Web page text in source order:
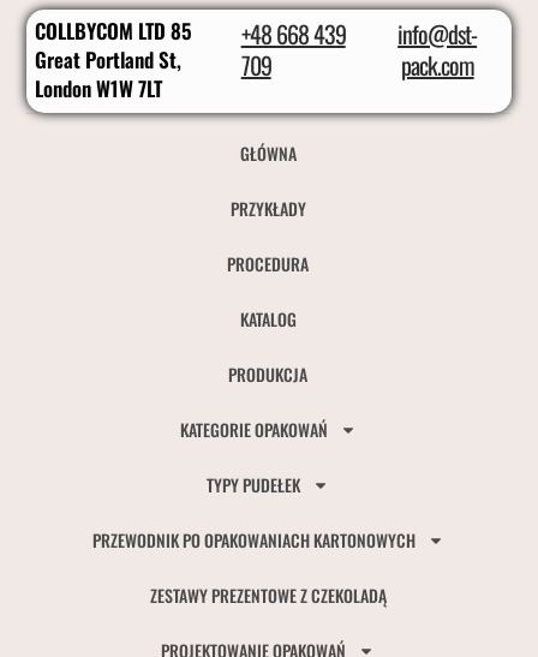
COLLBYCOM LTD 85
Great Portland St,
London W1W 7LT
+48 668 439
709
info@dst-
pack.com
GŁÓWNA
PRZYKŁADY
PROCEDURA
KATALOG
PRODUKCJA
KATEGORIE OPAKOWAŃ
TYPY PUDEŁEK
PRZEWODNIK PO OPAKOWANIACH KARTONOWYCH
ZESTAWY PREZENTOWE Z CZEKOLADĄ
PROJEKTOWANIE OPAKOWAŃ